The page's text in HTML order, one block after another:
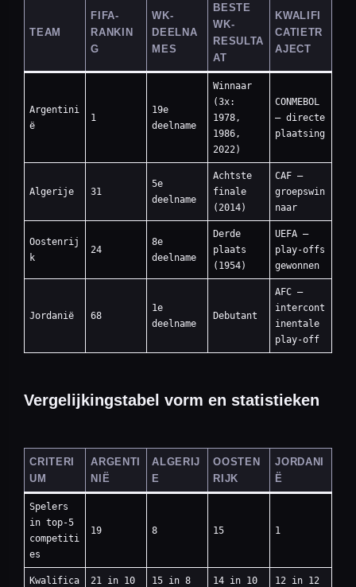
TEAM
FIFA-
RANKIN
G
WK-
DEELNA
MES
BESTE
WK-
RESULTA
AT
KWALIFI
CATIETR
AJECT
Argentini
ë
1
19e
deelname
Winnaar
(3x:
1978,
1986,
2022)
CONMEBOL
— directe
plaatsing
Algerije 31
5e
deelname
Achtste
finale
(2014)
CAF —
groepswin
naar
Oostenrij
k
24
8e
deelname
Derde
plaats
(1954)
UEFA —
play-offs
gewonnen
Jordanië 68
1e
deelname
Debutant
AFC —
intercont
inentale
play-off
Vergelijkingstabel vorm en statistieken
CRITERI
UM
ARGENTI
NIË
ALGERIJ
E
OOSTEN
RIJK
JORDANI
Ë
Spelers
in top-5
competiti
es
19 8 15 1
Kwalifica
21 in 10
15 in 8
14 in 10
12 in 12